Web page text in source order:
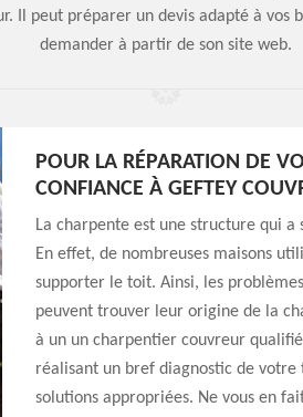
Il peut préparer un devis adapté à vos
demander à partir de son site web.
POUR LA RÉPARATION DE
CONFIANCE À GEFTEY
La charpente est une structure qui
En effet, de nombreuses maisons
supporter le toit. Ainsi, les
peuvent trouver leur origine de la
à un un charpentier couvreur
réalisant un bref diagnostic de
solutions appropriées. Ne vous en